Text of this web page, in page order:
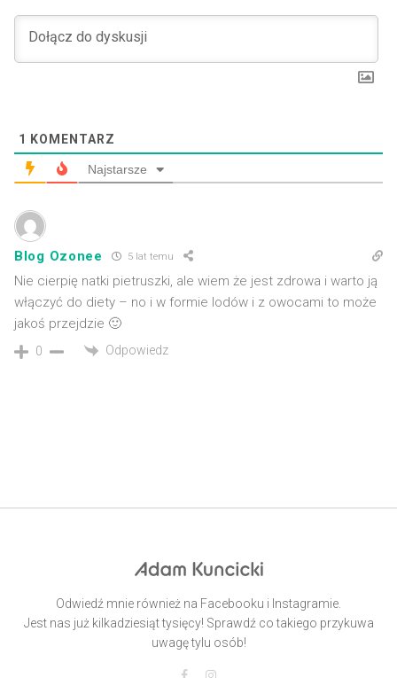
1 KOMENTARZ
Najstarsze
Blog Ozonee 5 lat temu
Nie cierpię natki pietruszki, ale wiem że jest zdrowa i warto ją
włączyć do diety – no i w formie lodów i z owocami to może
jakoś przejdzie 🙂
0 Odpowiedz
Odwiedź mnie również na Facebooku i Instagramie.
Jest nas już kilkadziesiąt tysięcy! Sprawdź co takiego przykuwa
uwagę tylu osób!